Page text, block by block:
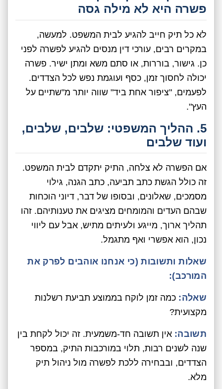
פשרה היא לא מילה גסה
לא כל תיק חייב להגיע לבית המשפט. למעשה,
במקרים רבים, עורכי דין מנסים להגיע לפשרה לפני
כן. גישור, בוררות, או סתם משא ומתן ישיר. פשרה
יכולה לחסוך זמן, כסף ועוגמת נפש לכל הצדדים.
לפעמים, "ציפור אחת ביד" שווה יותר מ"שתיים על
העץ".
5. ההליך המשפטי: שלבים, שלבים,
ועוד שלבים
אם הפשרה לא צלחה, התיק יתקדם לבית המשפט.
זה כולל הגשת כתב תביעה, כתב הגנה, גילוי
מסמכים, שאלונים, ובסופו של דבר, דיוני הוכחות
שבהם העדים והמומחים מציגים את טענותיהם. זהו
תהליך ארוך, מייגע ולעיתים מתיש, אבל עם ליווי
נכון, הוא אפשרי ואף מתגמל.
שאלות ותשובות (כי אנחנו אוהבים לפרק את
המורכב):
שאלה: כמה זמן לוקח בממוצע תביעת רשלנות
מקצועית?
תשובה: אין תשובה חד-משמעית. זה יכול לקחת בין
שנה לשנים רבות, תלוי במורכבות התיק, במספר
הצדדים, ובבחירה ללכת לפשרה מול ניהול תיק
מלא.